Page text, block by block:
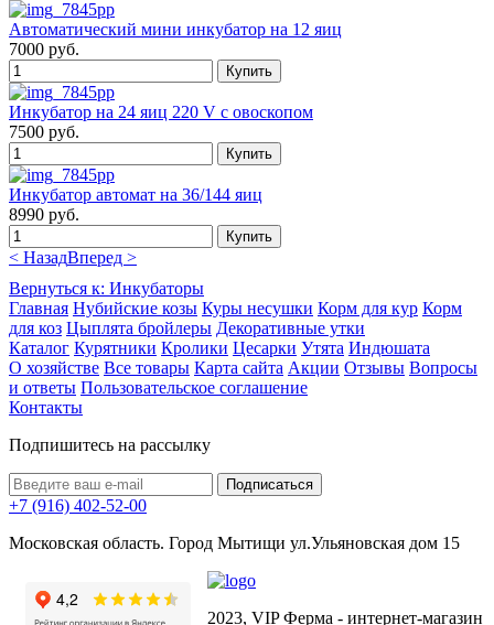
Автоматический мини инкубатор на 12 яиц
7000 руб.
Инкубатор на 24 яиц 220 V с овоскопом
7500 руб.
Инкубатор автомат на 36/144 яиц
8990 руб.
< НазадВперед >
Вернуться к: Инкубаторы
Главная Нубийские козы Куры несушки Корм для кур Корм
для коз Цыплята бройлеры Декоративные утки
Каталог Курятники Кролики Цесарки Утята Индюшата
О хозяйстве Все товары Карта сайта Акции Отзывы Вопросы
и ответы Пользовательское соглашение
Контакты
Подпишитесь на рассылку
+7 (916) 402-52-00
Московская область. Город Мытищи ул.Ульяновская дом 15
2023, VIP Ферма - интернет-магазин